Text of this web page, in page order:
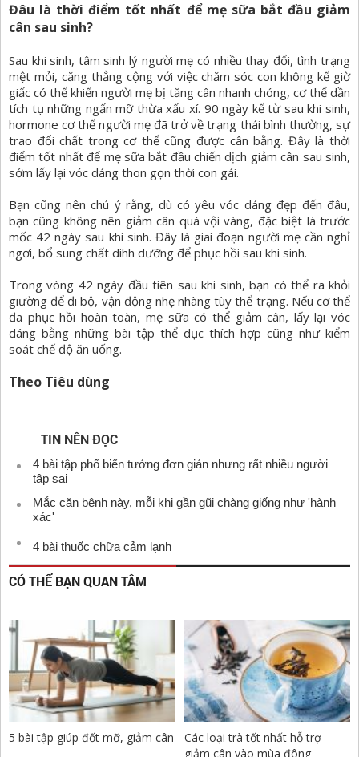
Đâu là thời điểm tốt nhất để mẹ sữa bắt đầu giảm
cân sau sinh?
Sau khi sinh, tâm sinh lý người mẹ có nhiều thay đổi, tình trạng
mệt mỏi, căng thẳng cộng với việc chăm sóc con không kể giờ
giấc có thể khiến người mẹ bị tăng cân nhanh chóng, cơ thể dần
tích tụ những ngấn mỡ thừa xấu xí. 90 ngày kể từ sau khi sinh,
hormone cơ thể người mẹ đã trở về trạng thái bình thường, sự
trao đổi chất trong cơ thể cũng được cân bằng. Đây là thời
điểm tốt nhất để mẹ sữa bắt đầu chiến dịch giảm cân sau sinh,
sớm lấy lại vóc dáng thon gọn thời con gái.
Bạn cũng nên chú ý rằng, dù có yêu vóc dáng đẹp đến đâu,
bạn cũng không nên giảm cân quá vội vàng, đặc biệt là trước
mốc 42 ngày sau khi sinh. Đây là giai đoạn người mẹ cần nghỉ
ngơi, bổ sung chất dihh dưỡng để phục hồi sau khi sinh.
Trong vòng 42 ngày đầu tiên sau khi sinh, bạn có thể ra khỏi
giường để đi bộ, vận động nhẹ nhàng tùy thể trạng. Nếu cơ thể
đã phục hồi hoàn toàn, mẹ sữa có thể giảm cân, lấy lại vóc
dáng bằng những bài tập thể dục thích hợp cũng như kiểm
soát chế độ ăn uống.
Theo Tiêu dùng
TIN NÊN ĐỌC
4 bài tập phổ biến tưởng đơn giản nhưng rất nhiều người
tập sai
Mắc căn bệnh này, mỗi khi gần gũi chàng giống như 'hành
xác'
4 bài thuốc chữa cảm lạnh
CÓ THỂ BẠN QUAN TÂM
5 bài tập giúp đốt mỡ, giảm cân
Các loại trà tốt nhất hỗ trợ
giảm cân vào mùa đông